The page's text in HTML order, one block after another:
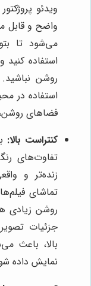
واضح و قابل
می‌شود تا
استفاده
روشن نباشید.
استفاده در
فضاهای
کنتراست بالا:
تفاوت‌های
زنده‌تر و
تماشای
روشن زیادی
جزئیات
بالا، باعث
نمایش داده